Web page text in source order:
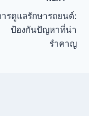
ารดูแลรักษารถยนต์:
ป้องกันปัญหาที่น่า
รำคาญ